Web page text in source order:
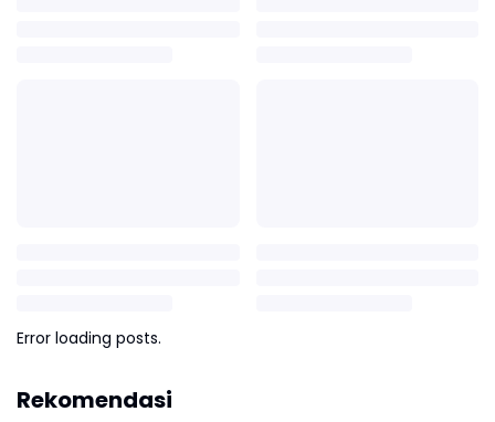
Error loading posts.
Rekomendasi